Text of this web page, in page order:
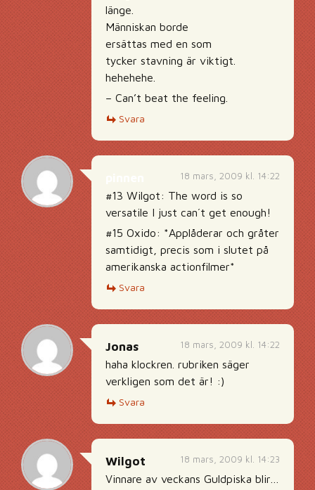
länge.
Människan borde
ersättas med en som
tycker stavning är viktigt.
hehehehe.
– Can’t beat the feeling.
Svara
18 mars, 2009 kl. 14:22
#13 Wilgot: The word is so
versatile I just can´t get enough!
#15 Oxido: *Applåderar och gråter
samtidigt, precis som i slutet på
amerikanska actionfilmer*
Svara
18 mars, 2009 kl. 14:22
Jonas
haha klockren. rubriken säger
verkligen som det är! :)
Svara
18 mars, 2009 kl. 14:23
Wilgot
Vinnare av veckans Guldpiska blir…